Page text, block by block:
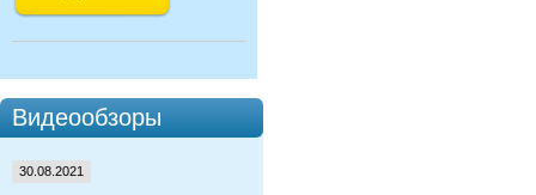
Видеообзоры
30.08.2021